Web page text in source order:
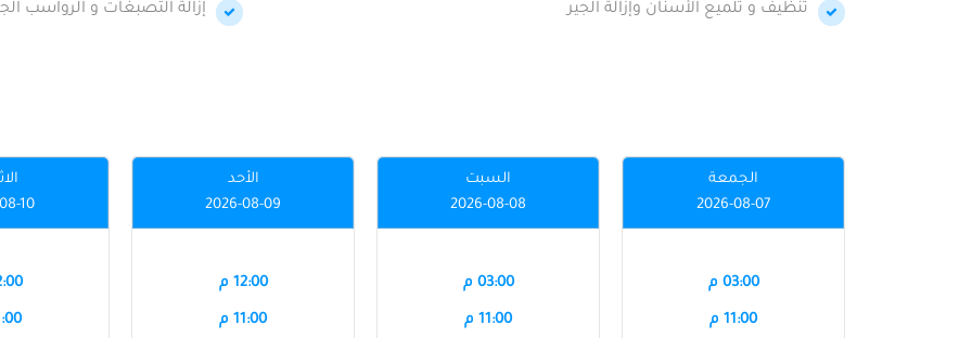
تنظيف و تلميع الأسنان وإزالة الجير إزالة التصبغات و الرواسب
الجمعة
2026-08-07
03:00 م
11:00 م
السبت
2026-08-08
03:00 م
11:00 م
الأحد
2026-08-09
12:00 م
11:00 م
10